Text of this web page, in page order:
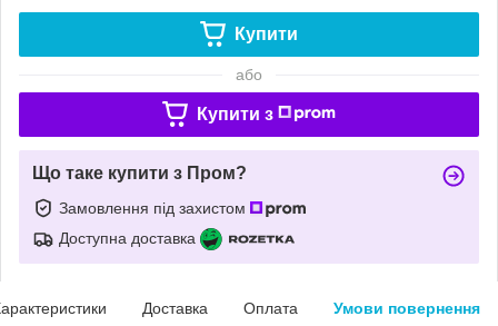
Купити
або
Купити з
Що таке купити з Пром?
Замовлення під захистом
Доступна доставка
Доставка Оплата Умови повернення